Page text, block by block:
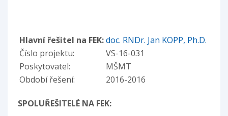
Hlavní řešitel na FEK:doc. RNDr. Jan KOPP, Ph.D.
Číslo projektu:
VS-16-031
Poskytovatel:
MŠMT
Období řešení:
2016-2016
SPOLUŘEŠITELÉ NA FEK: